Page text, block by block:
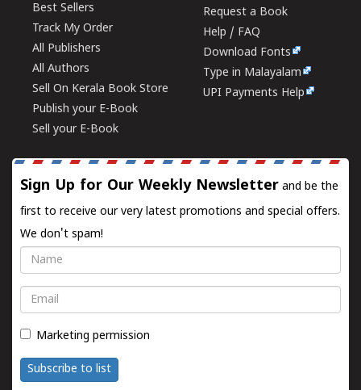
Best Sellers
Track My Order
All Publishers
All Authors
Sell On Kerala Book Store
Publish your E-Book
Sell your E-Book
Request a Book
Help / FAQ
Download Fonts
Type in Malayalam
UPI Payments Help
Sign Up for Our Weekly Newsletter and be the
first to receive our very latest promotions and special offers.
We don't spam!
Name
Email
Marketing permission
Subscribe to list